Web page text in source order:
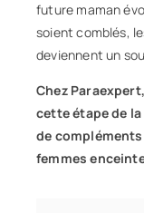
future maman
soient comblés,
deviennent un
Chez Paraexpert
cette étape de
de
femmes